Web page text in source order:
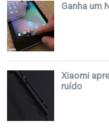
Ganha um
Xiaomi
ruído